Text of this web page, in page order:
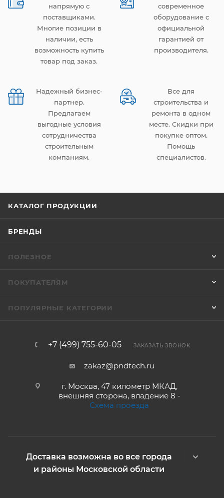
напрямую с
поставщиками.
Многие позиции в
наличии, есть
возможность купить
товар под заказ.
современное
оборудование с
официальной
гарантией от
производителя.
Надежный бизнес-
партнер.
Предлагаем
выгодные условия
сотрудничества
строительным
компаниям.
Все для
строительства и
ремонта в одном
месте. Скидки при
покупке оптом.
Помощь
специалистов.
КАТАЛОГ ПРОДУКЦИИ
БРЕНДЫ
ПОЛЕЗНОЕ
ПОКУПАТЕЛЯМ
ПОПУЛЯРНЫЕ КАТЕГОРИИ
+7 (499) 755-60-05 ЗАКАЗАТЬ ЗВОНОК
zakaz@pndtech.ru
г. Москва, 47 километр МКАД,
внешняя сторона, владение 8 -
Схема проезда
Доставка возможна во все города
и районы Московской области